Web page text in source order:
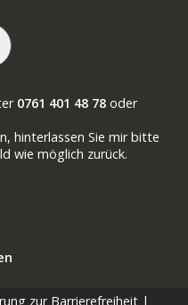
0761 401 48 78 oder
hinterlassen Sie mir bitte
wie möglich zurück.
zur Barrierefreiheit |